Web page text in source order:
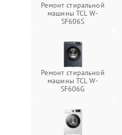
Ремонт стиральной
машины TCL W-
SF606S
Ремонт стиральной
машины TCL W-
SF606G